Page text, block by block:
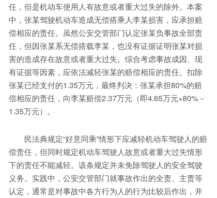
任，但是机动车使用人有故意或者重大过失的除外。本案
中，张某驾驶机动车造成无偿搭乘人李某损害，应承担赔
偿相应的责任。虽然公安交管部门认定张某负事故全部责
任，但因张某系无偿搭载李某，也没有证据证明张某对损
害的造成存在故意或者重大过失。综合考虑事故成因、现
有证据等因素，应依法减轻张某的赔偿相应的责任。扣除
张某已经支付的1.35万元，最终判决：张某承担80%的赔
偿相应的责任，向李某赔偿2.37万元（即4.65万元×80%－
1.35万元）。
民法典规定“好意同乘”情形下应减轻机动车驾驶人的赔
偿责任，但同时规定机动车驾驶人故意或者重大过失情形
下的责任不能减轻。该条规定并未免除驾驶人的安全驾驶
义务。实践中，公安交管部门就事故作出的全责、主责等
认定，通常是对事故中各方行为人的行为比较后作出，并